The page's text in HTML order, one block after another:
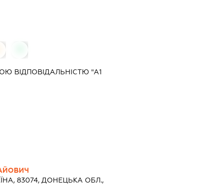
ВІДПОВІДАЛЬНІСТЮ "А1
83074, ДОНЕЦЬКА ОБЛ.,